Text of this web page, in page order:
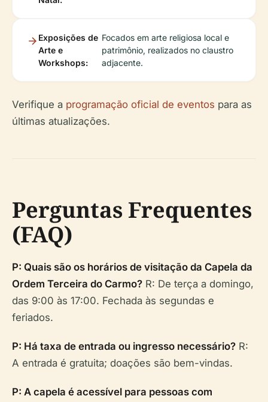
Exposições de
Arte e
Workshops:
Focados em arte religiosa local e
patrimônio, realizados no claustro
adjacente.
Verifique a programação oficial de eventos para as
últimas atualizações.
Perguntas Frequentes
(FAQ)
P: Quais são os horários de visitação da Capela da
Ordem Terceira do Carmo? R: De terça a domingo,
das 9:00 às 17:00. Fechada às segundas e
feriados.
P: Há taxa de entrada ou ingresso necessário? R:
A entrada é gratuita; doações são bem-vindas.
P: A capela é acessível para pessoas com